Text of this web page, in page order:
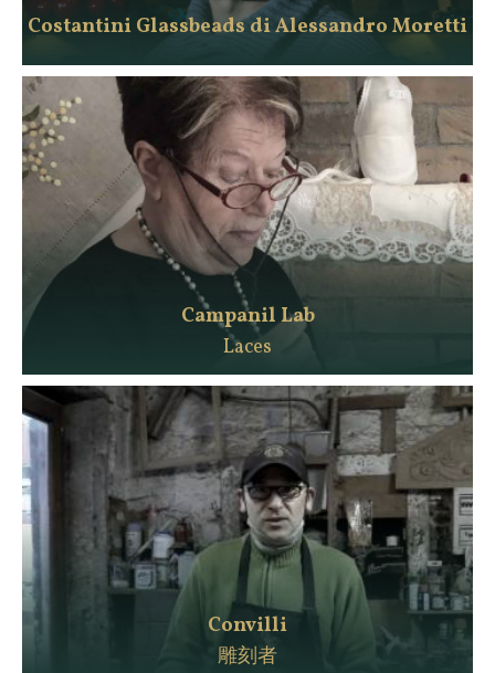
Costantini Glassbeads di Alessandro Moretti
Campanil Lab
Laces
Convilli
雕刻者